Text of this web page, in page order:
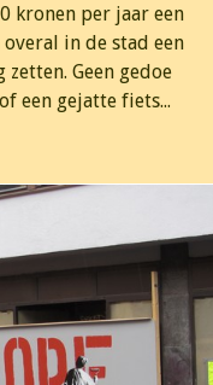
kronen per jaar een
in de stad een
Geen gedoe
een gejatte fiets...